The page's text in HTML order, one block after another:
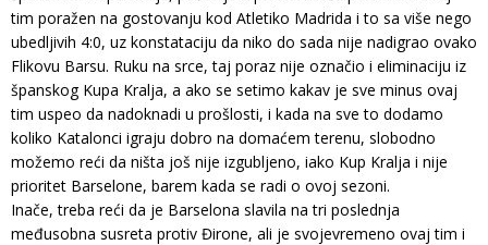
tim poražen na gostovanju kod Atletiko Madrida i to sa više nego
ubedljivih 4:0, uz konstataciju da niko do sada nije nadigrao ovako
Flikovu Barsu. Ruku na srce, taj poraz nije označio i eliminaciju iz
španskog Kupa Kralja, a ako se setimo kakav je sve minus ovaj
tim uspeo da nadoknadi u prošlosti, i kada na sve to dodamo
koliko Katalonci igraju dobro na domaćem terenu, slobodno
možemo reći da ništa još nije izgubljeno, iako Kup Kralja i nije
prioritet Barselone, barem kada se radi o ovoj sezoni.
Inače, treba reći da je Barselona slavila na tri poslednja
međusobna susreta protiv Đirone, ali je svojevremeno ovaj tim i